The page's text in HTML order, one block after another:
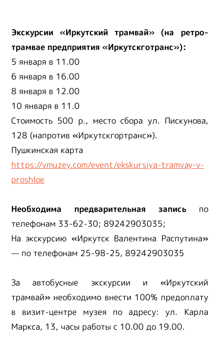
Экскурсии «Иркутский трамвай» (на ретро-
трамвае предприятия «Иркутскготранс»):
5 января в 11.00
6 января в 16.00
8 января в 12.00
10 января в 11.0
Стоимость 500 р., место сбора ул. Пискунова,
128 (напротив «Иркутскгортранс»).
Пушкинская карта
https://vmuzey.com/event/ekskursiya-tramvay-v-
proshloe
Необходима предварительная записьпо
телефонам 33-62-30; 89242903035;
На экскурсию «Иркутск Валентина Распутина»
— по телефонам 25-98-25, 89242903035
За автобусные экскурсии и «Иркутский
трамвай»необходимо внести 100% предоплату
в визит-центре музея по адресу: ул. Карла
Маркса, 13, часы работы с 10.00 до 19.00.